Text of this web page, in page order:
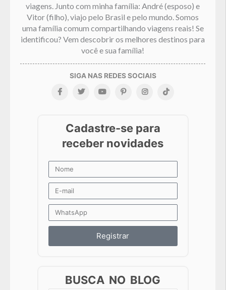
viagens. Junto com minha família: André (esposo) e
Vitor (filho), viajo pelo Brasil e pelo mundo. Somos
uma família comum compartilhando viagens reais! Se
identificou? Vem descobrir os melhores destinos para
você e sua família!
Registrar
BUSCA NO BLOG